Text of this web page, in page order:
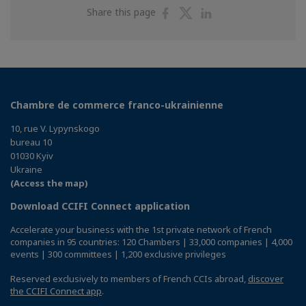
Share this page
ShareShare
Chambre de commerce franco-ukrainienne
10, rue V. Lypynskogo
bureau 10
01030 Kyiv
Ukraine
(Access the map)
Download CCIFI Connect application
Accelerate your business with the 1st private network of French
companies in 95 countries: 120 Chambers | 33,000 companies | 4,000
events | 300 committees | 1,200 exclusive privileges
Reserved exclusively to members of French CCIs abroad, discover
the CCIFI Connect app.